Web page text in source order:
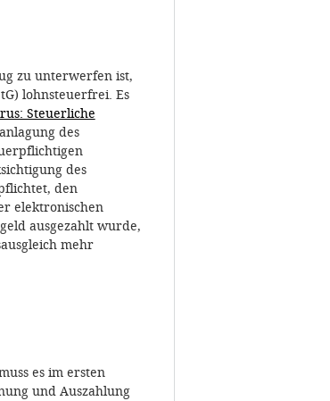
zu unterwerfen ist,
lohnsteuerfrei. Es
Steuerliche
des
des
den
elektronischen
ausgezahlt wurde,
mehr
es im ersten
und Auszahlung